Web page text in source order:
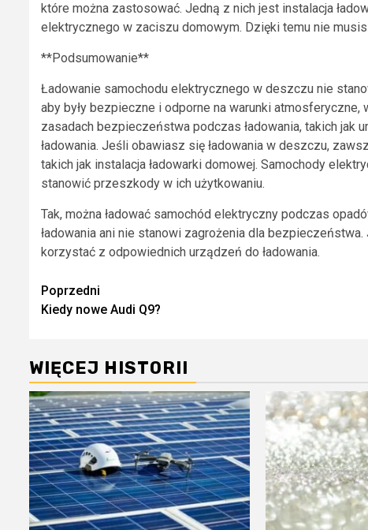
które można zastosować. Jedną z nich jest instalacja
elektrycznego w zaciszu domowym. Dzięki temu nie
**Podsumowanie**
Ładowanie samochodu elektrycznego w deszczu nie
aby były bezpieczne i odporne na warunki
zasadach bezpieczeństwa podczas ładowania, takich jak
ładowania. Jeśli obawiasz się ładowania w deszczu,
takich jak instalacja ładowarki domowej. Samochody
stanowić przeszkody w ich użytkowaniu.
Tak, można ładować samochód elektryczny podczas
ładowania ani nie stanowi zagrożenia dla
korzystać z odpowiednich urządzeń do ładowania.
Zobacz
wpisy
Poprzedni
Kiedy nowe Audi Q9?
WIĘCEJ HISTORII